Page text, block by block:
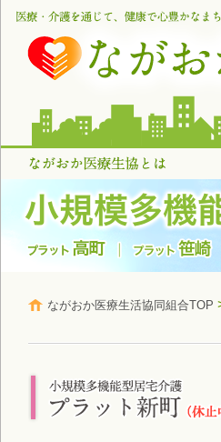
ながおか医療生活協同組合TOP